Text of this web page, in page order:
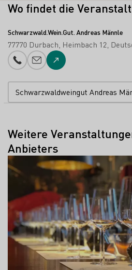
Wo findet die
Schwarzwald.Wein.Gut. Andreas Männle
77770 Durbach Heimbach 12
Telefonnummer
E-Mail-Adresse
Zur Website
Schwarzwaldweingut Andreas
Weitere
Anbieters
Mehr erfahren